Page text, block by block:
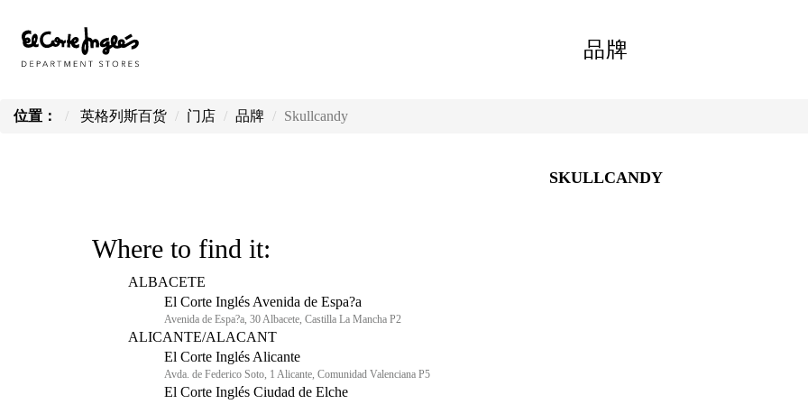
品牌
位置： 英格列斯百货 门店 品牌 Skullcandy
SKULLCANDY
Where to find it:
ALBACETE
El Corte Inglés Avenida de Espa?a
Avenida de Espa?a, 30 Albacete, Castilla La Mancha P2
ALICANTE/ALACANT
El Corte Inglés Alicante
Avda. de Federico Soto, 1 Alicante, Comunidad Valenciana P5
El Corte Inglés Ciudad de Elche